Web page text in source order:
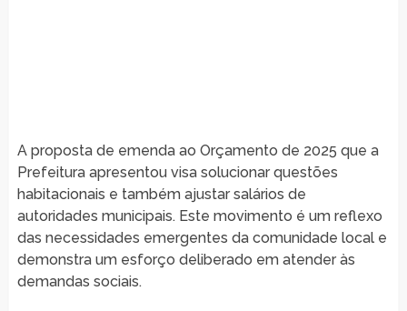
A proposta de emenda ao Orçamento de 2025 que a
Prefeitura apresentou visa solucionar questões
habitacionais e também ajustar salários de
autoridades municipais. Este movimento é um reflexo
das necessidades emergentes da comunidade local e
demonstra um esforço deliberado em atender às
demandas sociais.